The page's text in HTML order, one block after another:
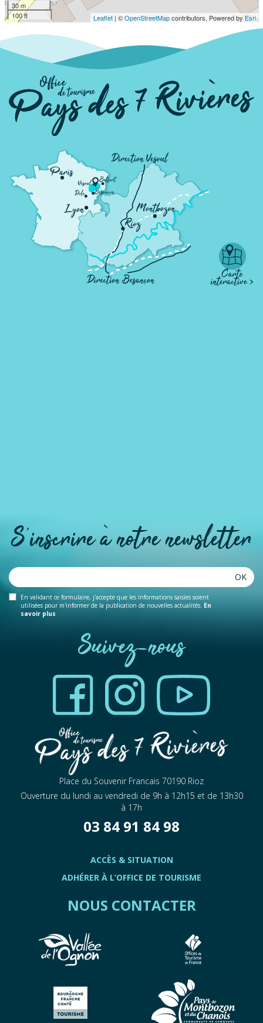
30 m
100 ft
Leaflet| ©OpenStreetMapcontributors, Powered by Esri
S'inscrire à notre newsletter
En validant ce formulaire, j'accepte que les informations saisies soient
utilisées pour m'informer de la publication de nouvelles actualités. En
savoir plus
OK
Suivez-nous
Place du Souvenir Francais 70190 Rioz
Ouverture du lundi au vendredi de 9h à 12h15 et de 13h30
à 17h
03 84 91 84 98
ACCÈS & SITUATION
ADHÉRER À L’OFFICE DE TOURISME
NOUS CONTACTER